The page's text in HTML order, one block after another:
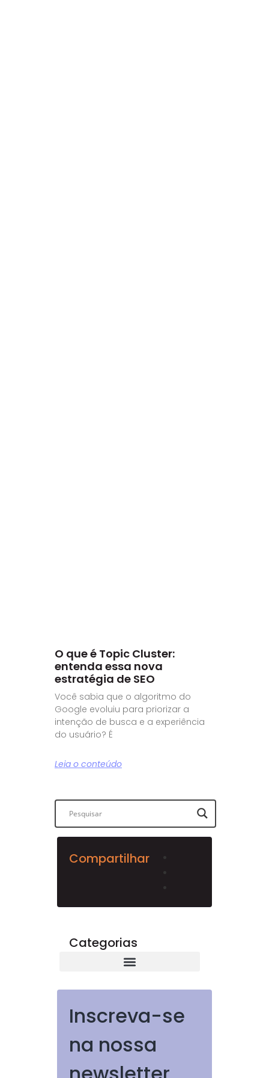
O que é Topic Cluster:
entenda essa nova
estratégia de SEO
Você sabia que o algoritmo do
Google evoluiu para priorizar a
intenção de busca e a experiência
do usuário? É
Leia o conteúdo
Compartilhar
Categorias
Inscreva-se
na nossa